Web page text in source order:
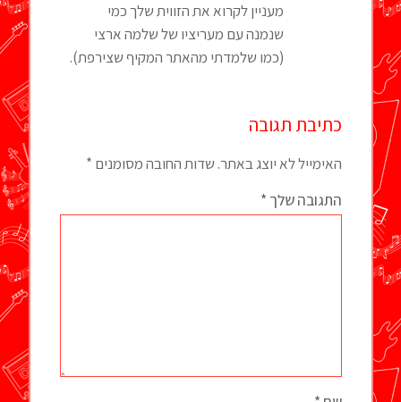
מעניין לקרוא את הזווית שלך כמי
שנמנה עם מעריציו של שלמה ארצי
(כמו שלמדתי מהאתר המקיף שצירפת).
כתיבת תגובה
האימייל לא יוצג באתר. שדות החובה מסומנים *
התגובה שלך *